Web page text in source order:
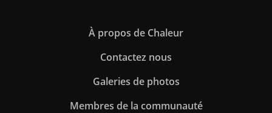
À propos de Chaleur
Contactez nous
Galeries de photos
Membres de la communauté